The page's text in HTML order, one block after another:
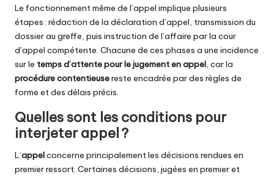
Le fonctionnement même de l’appel implique plusieurs
étapes : rédaction de la déclaration d’appel, transmission du
dossier au greffe, puis instruction de l’affaire par la cour
d’appel compétente. Chacune de ces phases a une incidence
sur le temps d’attente pour le jugement en appel, car la
procédure contentieusereste encadrée par des règles de
forme et des délais précis.
Quelles sont les conditions pour
interjeter appel ?
L’appelconcerne principalement les décisions rendues en
premier ressort. Certaines décisions, jugées en premier et